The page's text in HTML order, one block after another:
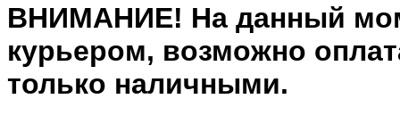
ВНИМАНИЕ! На данный
курьером, возможно
только наличными.